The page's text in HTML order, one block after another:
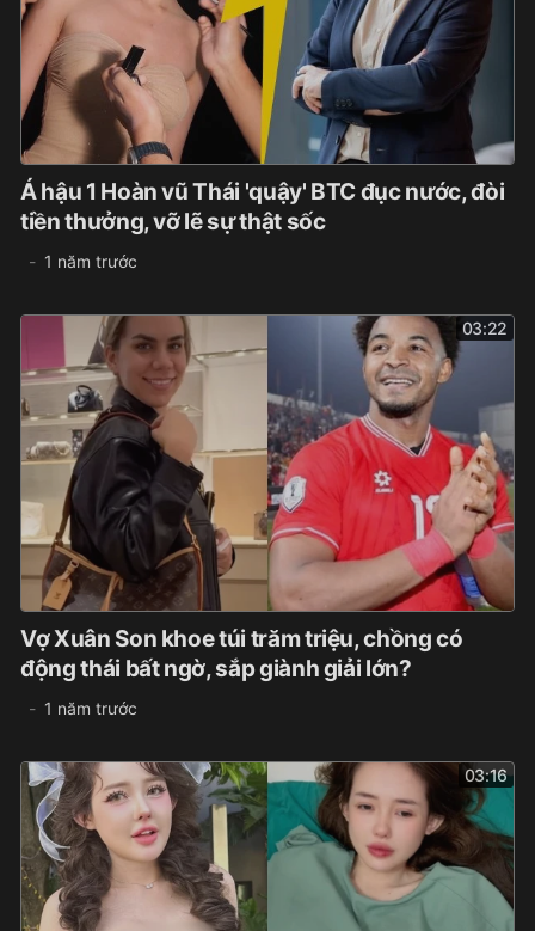
Á hậu 1 Hoàn vũ Thái 'quậy' BTC đục nước, đòi
tiền thưởng, vỡ lẽ sự thật sốc
1 năm trước
03:22
Vợ Xuân Son khoe túi trăm triệu, chồng có
động thái bất ngờ, sắp giành giải lớn?
1 năm trước
03:16